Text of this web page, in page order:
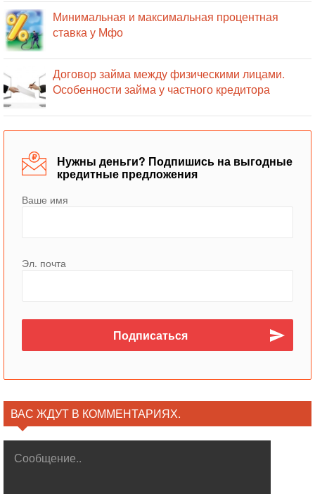
Минимальная и максимальная процентная
ставка у Мфо
Договор займа между физическими лицами.
Особенности займа у частного кредитора
Нужны деньги? Подпишись на выгодные
кредитные предложения
Ваше имя
Эл. почта
ВАС ЖДУТ В КОММЕНТАРИЯХ.